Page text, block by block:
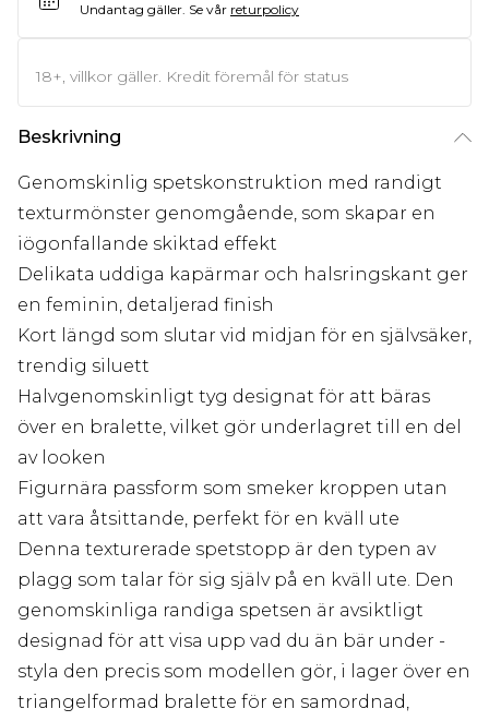
Undantag gäller. Se vår returpolicy
18+, villkor gäller. Kredit föremål för status
Beskrivning
Genomskinlig spetskonstruktion med randigt
texturmönster genomgående, som skapar en
iögonfallande skiktad effekt
Delikata uddiga kapärmar och halsringskant ger
en feminin, detaljerad finish
Kort längd som slutar vid midjan för en självsäker,
trendig siluett
Halvgenomskinligt tyg designat för att bäras
över en bralette, vilket gör underlagret till en del
av looken
Figurnära passform som smeker kroppen utan
att vara åtsittande, perfekt för en kväll ute
Denna texturerade spetstopp är den typen av
plagg som talar för sig själv på en kväll ute. Den
genomskinliga randiga spetsen är avsiktligt
designad för att visa upp vad du än bär under -
styla den precis som modellen gör, i lager över en
triangelformad bralette för en samordnad,